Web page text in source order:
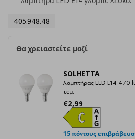
405.948.48
Θα χρειαστείτε μαζί
SOLHETTA
λαμπτήρας LED E14 470
τεμ.
€2,99
Τρέχουσα τιμή
15 πόντους